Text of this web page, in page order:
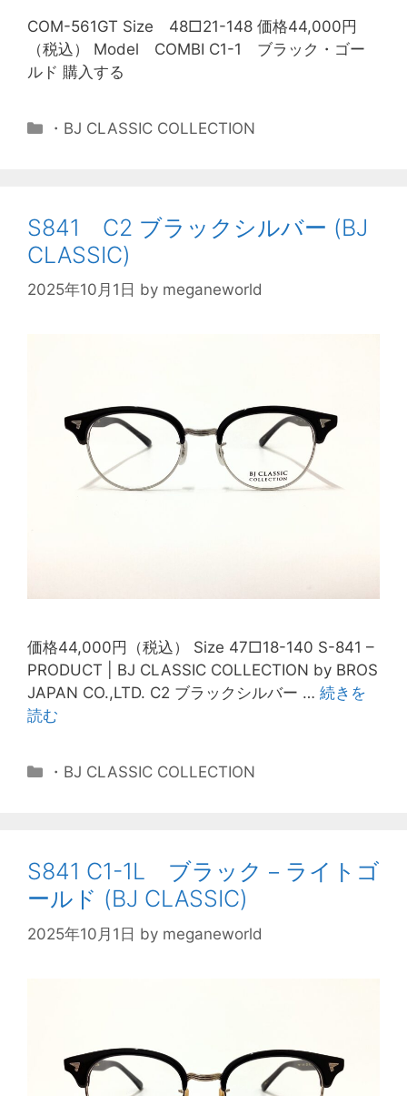
COM-561GT Size 48□21-148 価格44,000円
（税込） Model COMBI C1-1 ブラック・ゴー
ルド 購入する
・BJ CLASSIC COLLECTION
S841 C2 ブラックシルバー (BJ
CLASSIC)
2025年10月1日 by meganeworld
価格44,000円（税込） Size 47□18-140 S-841 –
PRODUCT | BJ CLASSIC COLLECTION by BROS
JAPAN CO.,LTD. C2 ブラックシルバー … 続きを
読む
・BJ CLASSIC COLLECTION
S841 C1-1L ブラック－ライトゴ
ールド (BJ CLASSIC)
2025年10月1日 by meganeworld